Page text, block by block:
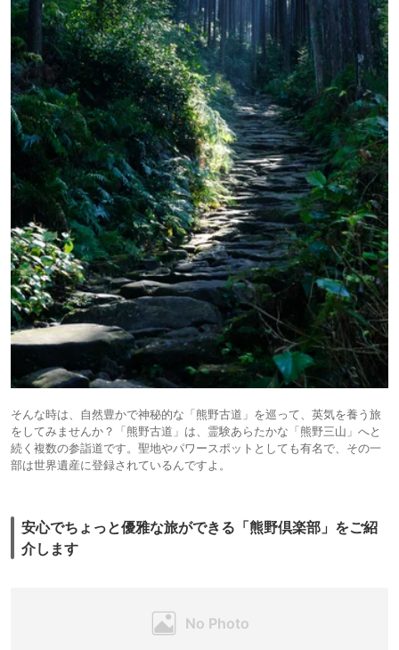
そんな時は、自然豊かで神秘的な「熊野古道」を巡って、英気を養う旅
をしてみませんか？「熊野古道」は、霊験あらたかな「熊野三山」へと
続く複数の参詣道です。聖地やパワースポットとしても有名で、その一
部は世界遺産に登録されているんですよ。
安心でちょっと優雅な旅ができる「熊野倶楽部」をご紹
介します